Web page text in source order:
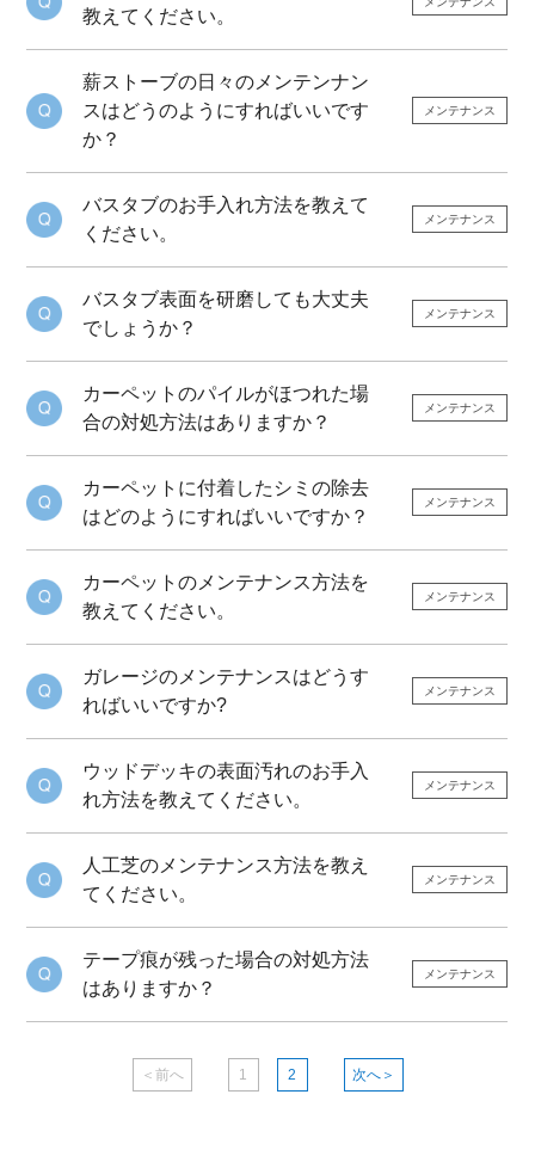
教えてください。
薪ストーブの日々のメンテンナン
スはどうのようにすればいいです
か？
メンテナンス
バスタブのお手入れ方法を教えて
ください。
メンテナンス
バスタブ表面を研磨しても大丈夫
でしょうか？
メンテナンス
カーペットのパイルがほつれた場
合の対処方法はありますか？
メンテナンス
カーペットに付着したシミの除去
はどのようにすればいいですか？
メンテナンス
カーペットのメンテナンス方法を
教えてください。
メンテナンス
ガレージのメンテナンスはどうす
ればいいですか?
メンテナンス
ウッドデッキの表面汚れのお手入
れ方法を教えてください。
メンテナンス
人工芝のメンテナンス方法を教え
てください。
メンテナンス
テープ痕が残った場合の対処方法
はありますか？
メンテナンス
＜前へ 1 2 次へ＞